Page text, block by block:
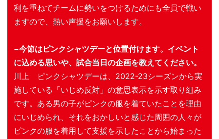
利を重ねてチームに勢いをつけるためにも全員で戦い
ますので、熱い声援をお願いします。
−今節はピンクシャツデーと位置付けます。イベント
に込める思いや、試合当日の企画を教えてください。
川上 ピンクシャツデーは、2022-23シーズンから実
施している「いじめ反対」の意思表示を示す取り組み
です。ある男の子がピンクの服を着ていたことを理由
にいじめられ、それをおかしいと感じた周囲の人々が
ピンクの服を着用して支援を示したことから始まった